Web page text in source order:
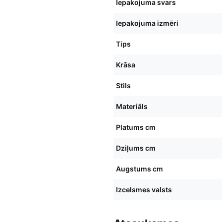
Iepakojuma svars
Iepakojuma izmēri
Tips
Krāsa
Stils
Materiāls
Platums cm
Dziļums cm
Augstums cm
Izcelsmes valsts